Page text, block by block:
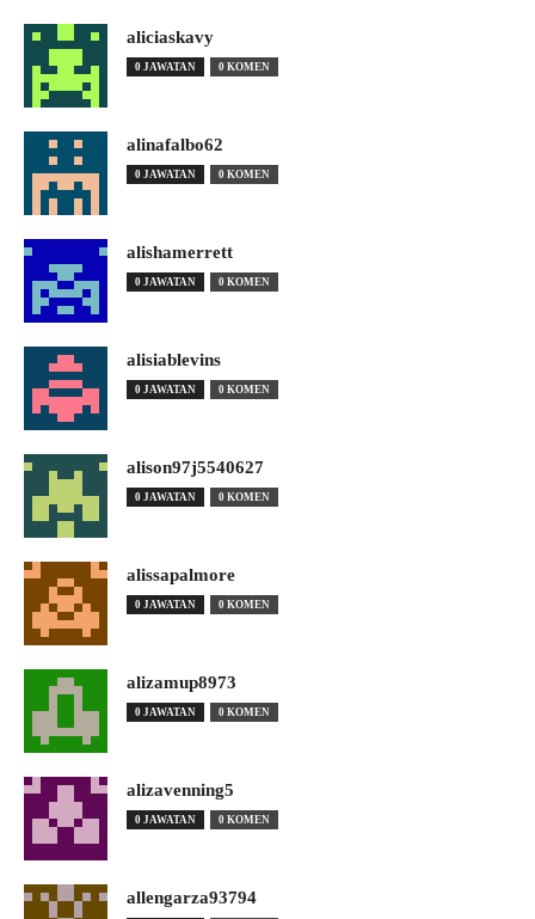
aliciaskavy
0 JAWATAN 0 KOMEN
alinafalbo62
0 JAWATAN 0 KOMEN
alishamerrett
0 JAWATAN 0 KOMEN
alisiablevins
0 JAWATAN 0 KOMEN
alison97j5540627
0 JAWATAN 0 KOMEN
alissapalmore
0 JAWATAN 0 KOMEN
alizamup8973
0 JAWATAN 0 KOMEN
alizavenning5
0 JAWATAN 0 KOMEN
allengarza93794